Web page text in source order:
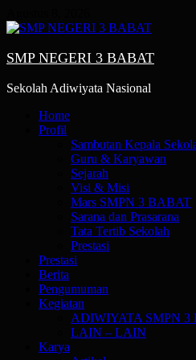
to
SMP NEGERI 3 BABAT
Sekolah Adiwiyata Nasional
PrimaryHome
Profil
Sambutan Kepala
Guru & Karyawan
Sejarah
Visi & Misi
Mars SMPN 3 BABAT
Sarana dan Prasarana
Tata Tertib Sekolah
Prestasi
Prestasi
Berita
Pengumuman
Kegiatan
ADIWIYATA SMPN 3
LAIN – LAIN
Karya